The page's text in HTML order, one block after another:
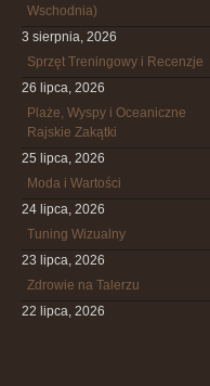
Wschodnia)
3 sierpnia, 2026
Sprzęt Treningowy i Recenzje
26 lipca, 2026
Plaże, Wyspy i Oceaniczne
Rajskie Zakątki
25 lipca, 2026
Moda i Wartości
24 lipca, 2026
Tuning Wizualny
23 lipca, 2026
Zdrowie na Talerzu
22 lipca, 2026